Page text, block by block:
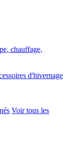
chauffage,
d'hivernage
Voir tous les